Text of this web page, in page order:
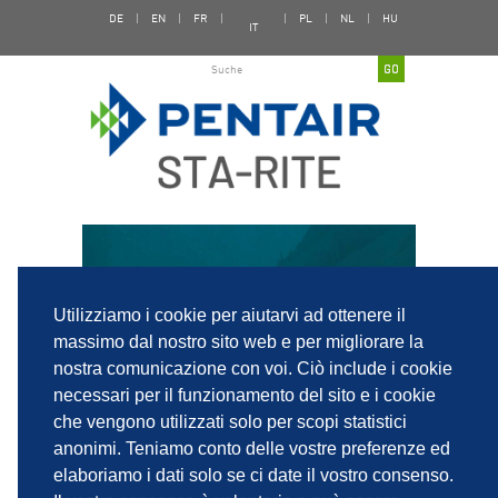
Utilizziamo i cookie per aiutarvi ad ottenere il
massimo dal nostro sito web e per migliorare la
nostra comunicazione con voi. Ciò include i cookie
necessari per il funzionamento del sito e i cookie
che vengono utilizzati solo per scopi statistici
anonimi. Teniamo conto delle vostre preferenze ed
elaboriamo i dati solo se ci date il vostro consenso.
DE EN FR
IT
PL NL HU
DISTRIBUZIONE DEI
PRODOTTI STA-RITE IN
EUROPA